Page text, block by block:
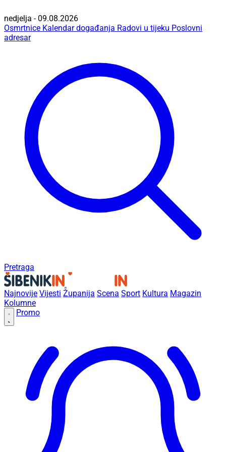
nedjelja - 09.08.2026
Osmrtnice Kalendar događanja Radovi u tijeku Poslovni
adresar
Pretraga
Najnovije Vijesti Županija Scena Sport Kultura Magazin
Kolumne
Promo